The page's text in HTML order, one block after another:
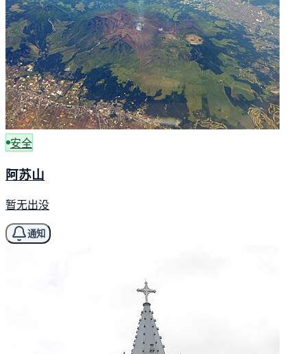
安全
阿苏山
暂无出没
通知